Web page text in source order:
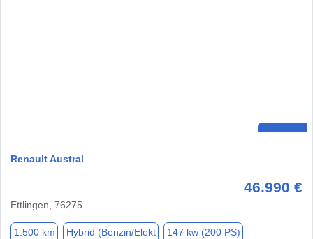
Renault Austral
46.990 €
Ettlingen, 76275
1.500 km Hybrid (Benzin/Elekt 147 kw (200 PS)